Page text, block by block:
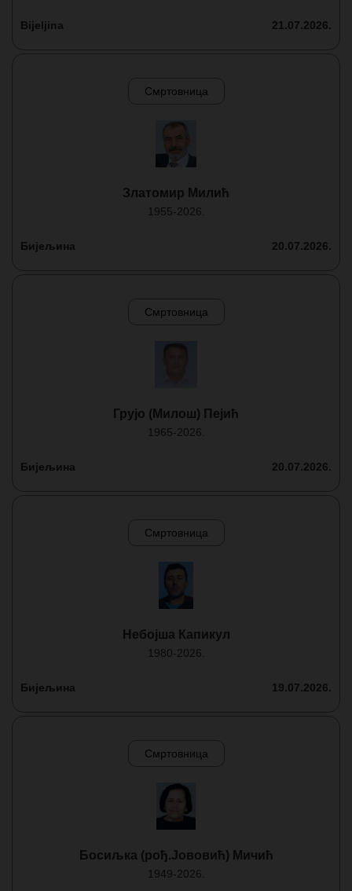
Bijeljina 21.07.2026.
Смртовница
Златомир Милић
1955-2026.
Бијељина 20.07.2026.
Смртовница
Грујо (Милош) Пејић
1965-2026.
Бијељина 20.07.2026.
Смртовница
Небојша Капикул
1980-2026.
Бијељина 19.07.2026.
Смртовница
Босиљка (рођ.Јововић) Мичић
1949-2026.